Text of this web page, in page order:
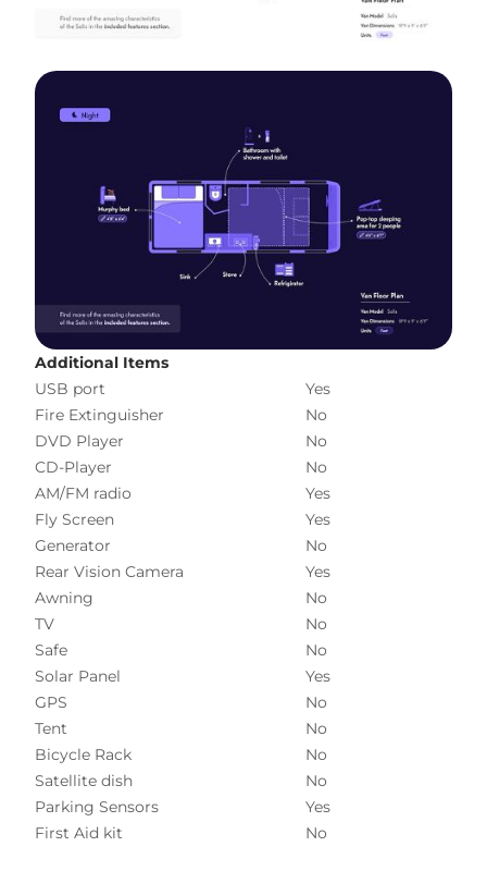
Additional Items
USB port
Yes
Fire Extinguisher
No
DVD Player
No
CD-Player
No
AM/FM radio
Yes
Fly Screen
Yes
Generator
No
Rear Vision Camera
Yes
Awning
No
TV
No
Safe
No
Solar Panel
Yes
GPS
No
Tent
No
Bicycle Rack
No
Satellite dish
No
Parking Sensors
Yes
First Aid kit
No